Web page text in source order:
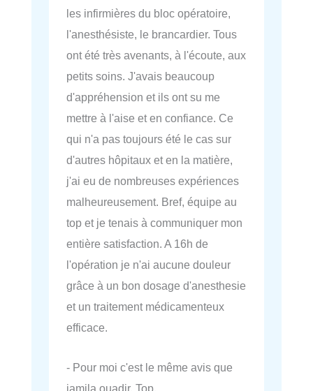
les infirmières du bloc opératoire,
l'anesthésiste, le brancardier. Tous
ont été très avenants, à l'écoute, aux
petits soins. J'avais beaucoup
d'appréhension et ils ont su me
mettre à l'aise et en confiance. Ce
qui n'a pas toujours été le cas sur
d'autres hôpitaux et en la matière,
j'ai eu de nombreuses expériences
malheureusement. Bref, équipe au
top et je tenais à communiquer mon
entière satisfaction. A 16h de
l'opération je n'ai aucune douleur
grâce à un bon dosage d'anesthesie
et un traitement médicamenteux
efficace.
- Pour moi c'est le même avis que
jamila ouadir. Top.